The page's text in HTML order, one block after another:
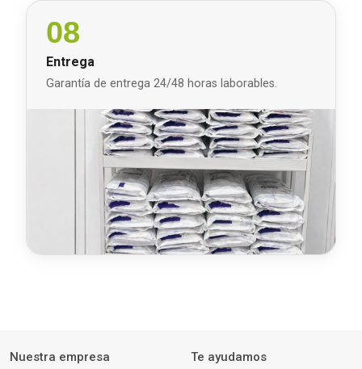
08
Entrega
Garantía de entrega 24/48 horas laborables.
Nuestra empresa Te ayudamos